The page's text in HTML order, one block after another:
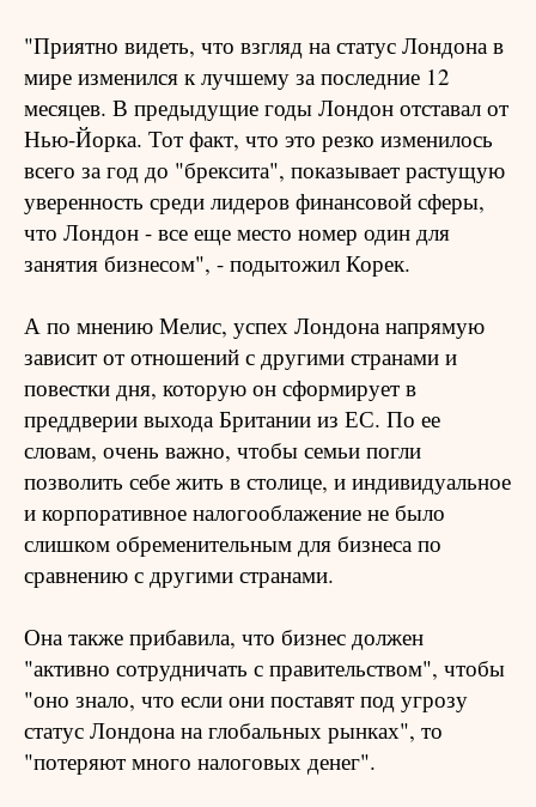
"Приятно видеть, что взгляд на статус Лондона в
мире изменился к лучшему за последние 12
месяцев. В предыдущие годы Лондон отставал от
Нью-Йорка. Тот факт, что это резко изменилось
всего за год до "брексита", показывает растущую
уверенность среди лидеров финансовой сферы,
что Лондон - все еще место номер один для
занятия бизнесом", - подытожил Корек.
А по мнению Мелис, успех Лондона напрямую
зависит от отношений с другими странами и
повестки дня, которую он сформирует в
преддверии выхода Британии из ЕС. По ее
словам, очень важно, чтобы семьи погли
позволить себе жить в столице, и индивидуальное
и корпоративное налогооблажение не было
слишком обременительным для бизнеса по
сравнению с другими странами.
Она также прибавила, что бизнес должен
"активно сотрудничать с правительством", чтобы
"оно знало, что если они поставят под угрозу
статус Лондона на глобальных рынках", то
"потеряют много налоговых денег".